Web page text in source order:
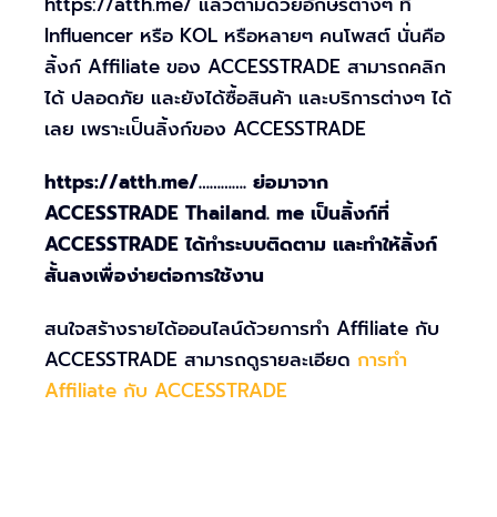
Influencer หรือ KOL หรือหลายๆ คนโพสต์ นั่นคือ
ลิ้งก์ Affiliate ของ ACCESSTRADE สามารถคลิก
ได้ ปลอดภัย และยังได้ซื้อสินค้า และบริการต่างๆ ได้
เลย เพราะเป็นลิ้งก์ของ ACCESSTRADE
https://atth.me/…………. ย่อมาจาก
ACCESSTRADE Thailand. me เป็นลิ้งก์ที่
ACCESSTRADE ได้ทำระบบติดตาม และทำให้ลิ้งก์
สั้นลงเพื่อง่ายต่อการใช้งาน
สนใจสร้างรายได้ออนไลน์ด้วยการทำ Affiliate กับ
ACCESSTRADE สามารถดูรายละเอียด การทำ
Affiliate กับ ACCESSTRADE